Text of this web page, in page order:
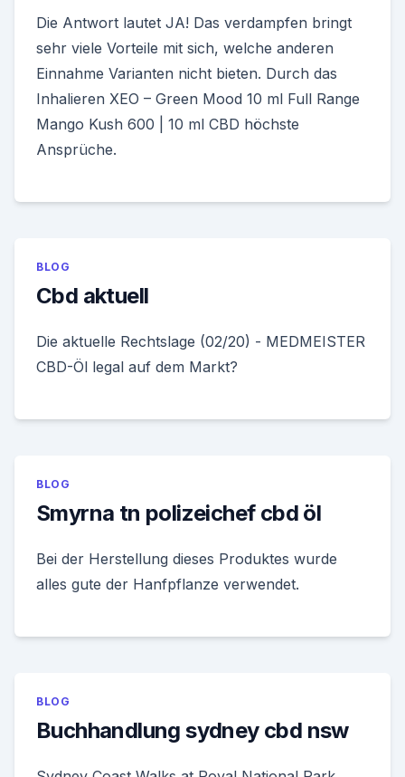
Die Antwort lautet JA! Das verdampfen bringt
sehr viele Vorteile mit sich, welche anderen
Einnahme Varianten nicht bieten. Durch das
Inhalieren XEO – Green Mood 10 ml Full Range
Mango Kush 600 | 10 ml CBD höchste
Ansprüche.
BLOG
Cbd aktuell
Die aktuelle Rechtslage (02/20) - MEDMEISTER
CBD-Öl legal auf dem Markt?
BLOG
Smyrna tn polizeichef cbd öl
Bei der Herstellung dieses Produktes wurde
alles gute der Hanfpflanze verwendet.
BLOG
Buchhandlung sydney cbd nsw